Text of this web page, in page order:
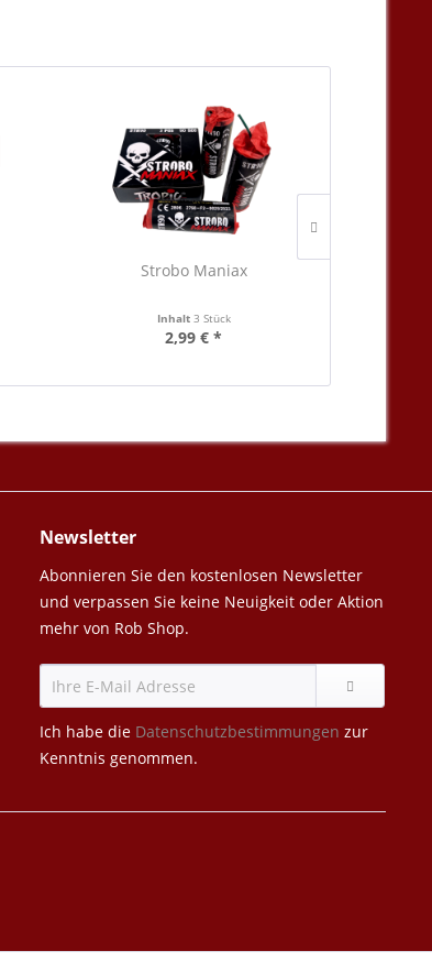
Strobo Maniax
Inhalt 3 Stück
2,99 € *
Newsletter
Abonnieren Sie den kostenlosen Newsletter
und verpassen Sie keine Neuigkeit oder Aktion
mehr von Rob Shop.
Ich habe die Datenschutzbestimmungen zur
Kenntnis genommen.